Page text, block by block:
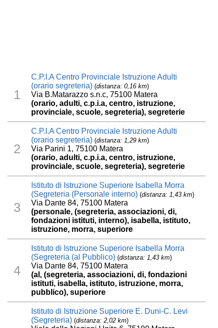
1
C.P.I.A Centro Provinciale Istruzione Adulti
(orario segreteria) (distanza: 0,16 km)
Via B.Matarazzo s.n.c, 75100 Matera
(orario, adulti, c.p.i.a, centro, istruzione,
provinciale, scuole, segreteria), segreterie
2
C.P.I.A Centro Provinciale Istruzione Adulti
(orario segreteria) (distanza: 1,29 km)
Via Parini 1, 75100 Matera
(orario, adulti, c.p.i.a, centro, istruzione,
provinciale, scuole, segreteria), segreterie
3
Istituto di Istruzione Superiore Isabella Morra
(Segreteria (Personale interno) (distanza: 1,43 km)
Via Dante 84, 75100 Matera
(personale, (segreteria, associazioni, di,
fondazioni istituti, interno), isabella, istituto,
istruzione, morra, superiore
4
Istituto di Istruzione Superiore Isabella Morra
(Segreteria (al Pubblico) (distanza: 1,43 km)
Via Dante 84, 75100 Matera
(al, (segreteria, associazioni, di, fondazioni
istituti, isabella, istituto, istruzione, morra,
pubblico), superiore
Istituto di Istruzione Superiore E. Duni-C. Levi
(Segreteria) (distanza: 2,02 km)